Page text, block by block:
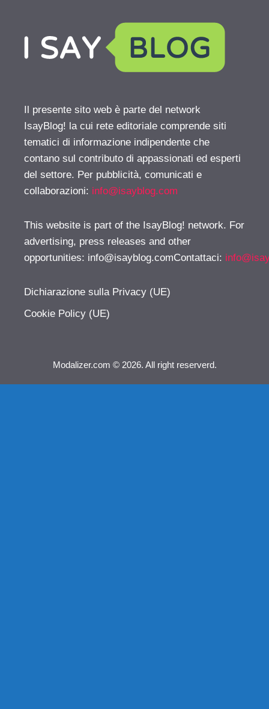
Il presente sito web è parte del network
IsayBlog! la cui rete editoriale comprende siti
tematici di informazione indipendente che
contano sul contributo di appassionati ed esperti
del settore. Per pubblicità, comunicati e
collaborazioni: info@isayblog.com
This website is part of the IsayBlog! network. For
advertising, press releases and other
opportunities: info@isayblog.comContattaci:
Dichiarazione sulla Privacy (UE)
Cookie Policy (UE)
Modalizer.com © 2026. All right reserverd.